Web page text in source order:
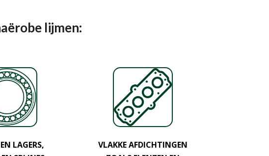
lijmen:
LAGERS,
VLAKKE AFDICHTINGEN